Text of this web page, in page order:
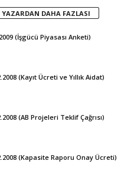
YAZARDAN DAHA FAZLASI
(İşgücü Piyasası Anketi)
(Kayıt Ücreti ve Yıllık Aidat)
(AB Projeleri Teklif Çağrısı)
(Kapasite Raporu Onay Ücreti)